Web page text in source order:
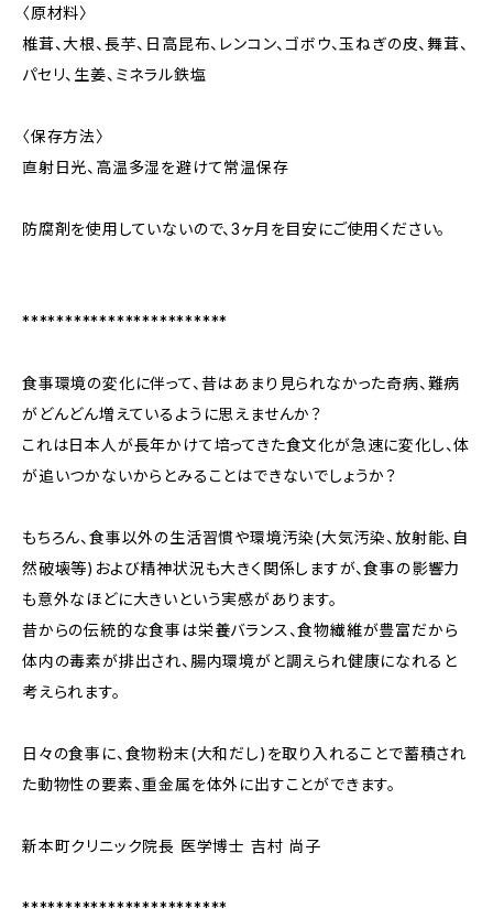
〈原材料〉
椎茸、大根、長芋、日高昆布、レンコン、ゴボウ、玉ねぎの皮、舞茸、
パセリ、生姜、ミネラル鉄塩
〈保存方法〉
直射日光、高温多湿を避けて常温保存
防腐剤を使用していないので、3ヶ月を目安にご使用ください。
************************
食事環境の変化に伴って、昔はあまり見られなかった奇病、難病
がどんどん増えているように思えませんか？
これは日本人が長年かけて培ってきた食文化が急速に変化し、体
が追いつかないからとみることはできないでしょうか？
もちろん、食事以外の生活習慣や環境汚染(大気汚染、放射能、自
然破壊等)および精神状況も大きく関係しますが、食事の影響力
も意外なほどに大きいという実感があります。
昔からの伝統的な食事は栄養バランス、食物繊維が豊富だから
体内の毒素が排出され、腸内環境がと調えられ健康になれると
考えられます。
日々の食事に、食物粉末(大和だし)を取り入れることで蓄積され
た動物性の要素、重金属を体外に出すことができます。
新本町クリニック院長 医学博士 吉村 尚子
************************